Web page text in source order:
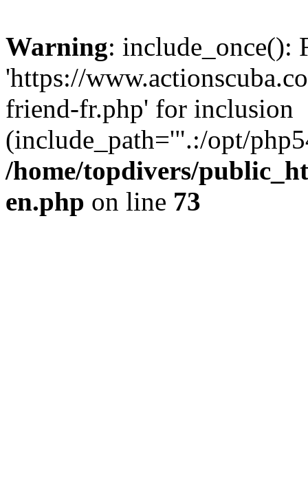
Warning: include_once():
'https://
friend-fr.php' for inclusion
(include_path='".:/opt/
/home/topdivers/
en.php on line 73